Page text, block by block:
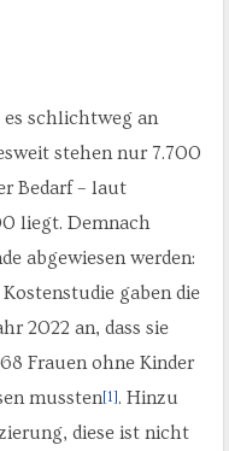
schlichtweg an
stehen nur 7.700
Bedarf – laut
liegt. Demnach
abgewiesen werden:
gaben die
2022 an, dass sie
Frauen ohne Kinder
mussten [1] . Hinzu
diese ist nicht